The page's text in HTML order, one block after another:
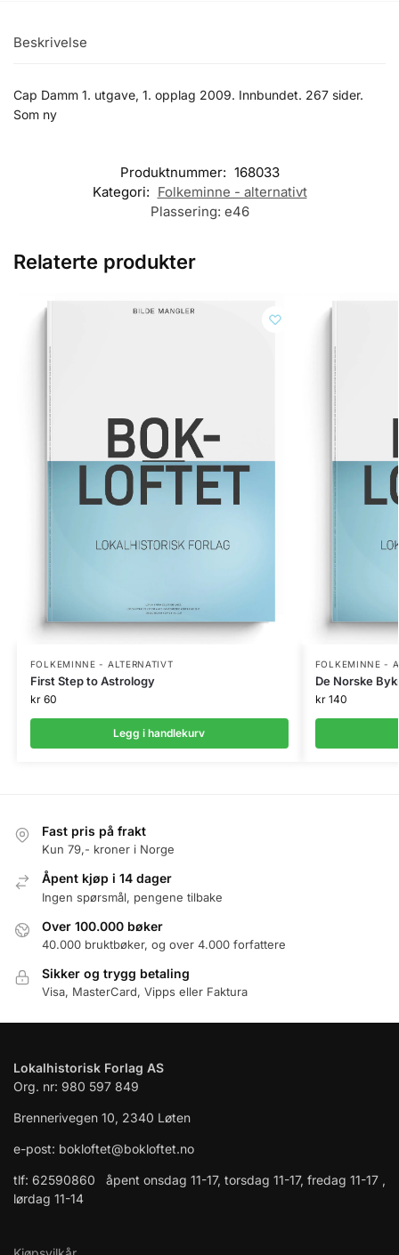
Beskrivelse
Cap Damm 1. utgave, 1. opplag 2009. Innbundet. 267 sider.
Som ny
Produktnummer: 168033
Kategori: Folkeminne - alternativt
Plassering: e46
Relaterte produkter
FOLKEMINNE - ALTERNATIVT
First Step to Astrology
kr60
Legg i handlekurv
FOLKEMINNE -
De Norske
kr140
Fast pris på frakt
Kun 79,- kroner i Norge
Åpent kjøp i 14 dager
Ingen spørsmål, pengene tilbake
Over 100.000 bøker
40.000 bruktbøker, og over 4.000 forfattere
Sikker og trygg betaling
Visa, MasterCard, Vipps eller Faktura
Lokalhistorisk Forlag AS
Org. nr: 980 597 849
Brennerivegen 10, 2340 Løten
e-post: bokloftet@bokloftet.no
tlf: 62590860 åpent onsdag 11-17, torsdag 11-17, fredag 11-17 ,
lørdag 11-14